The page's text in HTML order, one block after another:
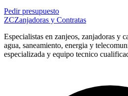
Pedir presupuesto
ZCZanjadoras y Contratas
Especialistas en zanjeos, zanjadoras y
agua, saneamiento, energia y
especializada y equipo tecnico